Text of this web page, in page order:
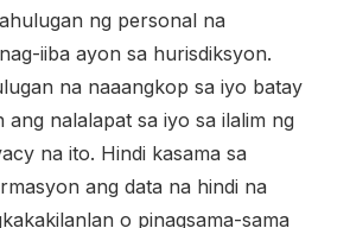
ng personal na
iiba ayon sa hurisdiksyon.
na naaangkop sa iyo batay
ang nalalapat sa iyo sa ilalim ng
na ito. Hindi kasama sa
ang data na hindi na
o pinagsama-sama